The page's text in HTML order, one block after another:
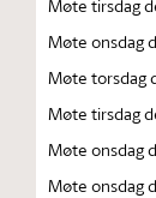
Møte tirsdag
Møte onsdag
Møte torsdag
Møte tirsdag
Møte onsdag
Møte onsdag